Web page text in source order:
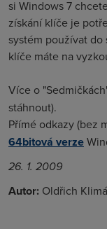
si Windows 7
získání klíče je
systém používat
klíče máte na
Více o
stáhnout).
Přímé odkazy (bez
64bitová verze
26. 1. 2009
Autor: Oldřich